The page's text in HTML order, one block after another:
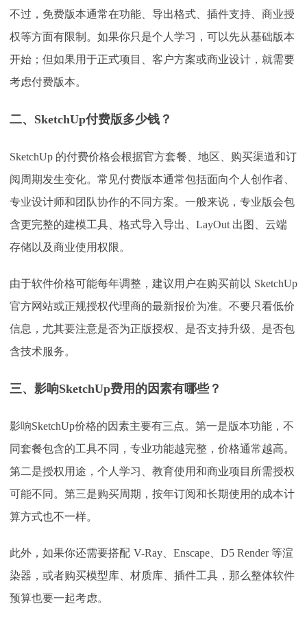
不过，免费版本通常在功能、导出格式、插件支持、商业授
权等方面有限制。如果你只是个人学习，可以先从基础版本
开始；但如果用于正式项目、客户方案或商业设计，就需要
考虑付费版本。
二、 SketchUp付费版多少钱？
SketchUp 的付费价格会根据官方套餐、地区、购买渠道和订
阅周期发生变化。常见付费版本通常包括面向个人创作者、
专业设计师和团队协作的不同方案。一般来说，专业版会包
含更完整的建模工具、格式导入导出、LayOut 出图、云端
存储以及商业使用权限。
由于软件价格可能每年调整，建议用户在购买前以 SketchUp
官方网站或正规授权代理商的最新报价为准。不要只看低价
信息，尤其要注意是否为正版授权、是否支持升级、是否包
含技术服务。
三、影响SketchUp费用的因素有哪些？
影响SketchUp价格的因素主要有三点。第一是版本功能，不
同套餐包含的工具不同，专业功能越完整，价格通常越高。
第二是授权用途，个人学习、教育使用和商业项目所需授权
可能不同。第三是购买周期，按年订阅和长期使用的成本计
算方式也不一样。
此外，如果你还需要搭配 V-Ray、Enscape、D5 Render 等渲
染器，或者购买模型库、材质库、插件工具，那么整体软件
预算也要一起考虑。